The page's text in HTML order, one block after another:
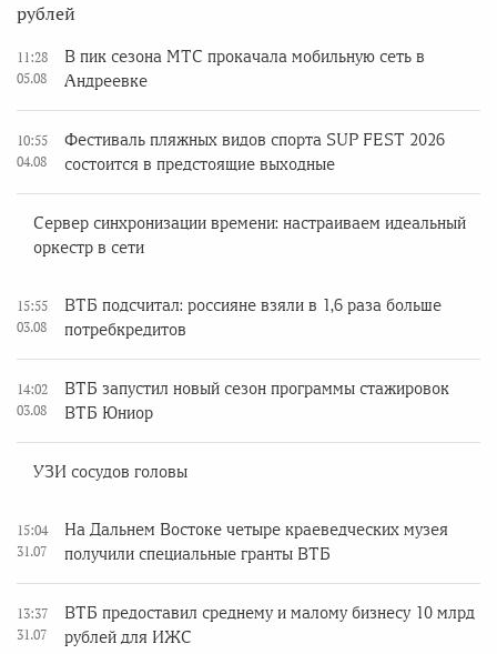
рублей
11:28
05.08
В пик сезона МТС прокачала мобильную сеть в
Андреевке
10:55
04.08
Фестиваль пляжных видов спорта SUP FEST 2026
состоится в предстоящие выходные
Сервер синхронизации времени: настраиваем идеальный
оркестр в сети
15:55
03.08
ВТБ подсчитал: россияне взяли в 1,6 раза больше
потребкредитов
14:02
03.08
ВТБ запустил новый сезон программы стажировок
ВТБ Юниор
УЗИ сосудов головы
15:04
31.07
На Дальнем Востоке четыре краеведческих музея
получили специальные гранты ВТБ
13:37
31.07
ВТБ предоставил среднему и малому бизнесу 10 млрд
рублей для ИЖС